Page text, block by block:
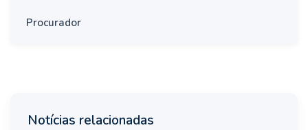
Procurador
Notícias relacionadas